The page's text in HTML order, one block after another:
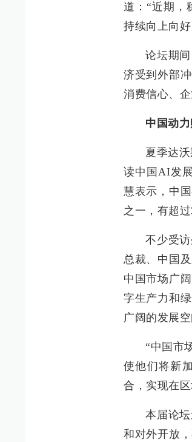
道：“近期，
持续向上向
论坛期
济受到外部
消费信心、
中国动
夏季达
读中国AI发
慧表示，中
之一，有超
不少受
总裁、中国
中国市场广
字生产力和
广阔的发展空
“中国市
使他们将新
合，实现在
本届论
和对外开放